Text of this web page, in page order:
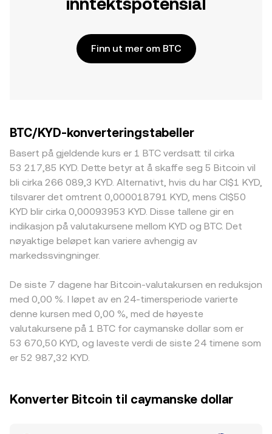
Finn ut mer om BTC
BTC/KYD-konverteringstabeller
Basert på gjeldende kurs er 1 BTC verdsatt til cirka
53 217,85 KYD. Dette betyr at å skaffe seg 5 Bitcoin vil
bli cirka 266 089,3 KYD. Alternativt, hvis du har CI$1 KYD,
tilsvarer det omtrent 0,000018791 KYD, mens CI$50
KYD blir cirka 0,00093953 KYD. Disse tallene gir en
indikasjon på valutakursene mellom KYD og BTC. Det
nøyaktige beløpet kan variere avhengig av
markedssvingninger.
De siste 7 dagene har Bitcoin-valutakursen en reduksjon
med 0,00 %. I løpet av en 24-timersperiode varierte
denne kursen med 0,00 %, med de høyeste
valutakursene på 1 BTC for caymanske dollar som er
53 670,50 KYD, og laveste verdi de siste 24 timene som
er 52 987,32 KYD.
Konverter Bitcoin til caymanske dollar